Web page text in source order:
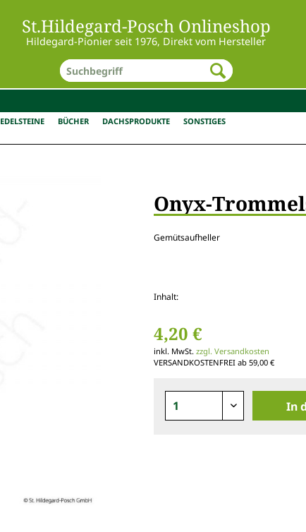
St.Hildegard-Posch Onlineshop
Hildegard-Pionier seit 1976, Direkt vom Hersteller
EDELSTEINE BÜCHER DACHSPRODUKTE SONSTIGES
Onyx-
Gemütsaufheller
Inhalt:
4,20 €
inkl. MwSt. zzgl. Versandkosten
VERSANDKOSTENFREI ab 59,00 €
In